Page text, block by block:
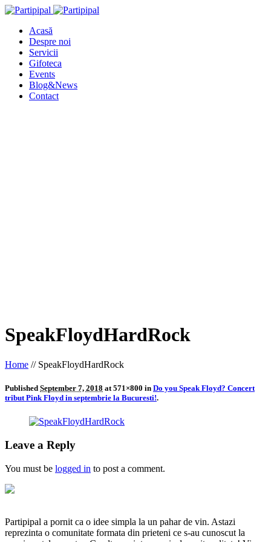
Acasă
Despre noi
Servicii
Gifoteca
Events
Blog&News
Contact
SpeakFloydHardRock
Home // SpeakFloydHardRock
Published September 7, 2018 at 571×800 in Do you Speak Floyd? Concert
tribut Pink Floyd in septembrie la Bucuresti!.
Leave a Reply
You must be logged in to post a comment.
Partipipal a pornit ca o idee simpla la un pahar de vin. Astazi
reprezinta o comunitate formata din prieteni ce s-au cunoscut la